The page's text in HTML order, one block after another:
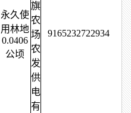
永久使
用林地
0.0406
公顷
旗
农
场
农
发
供
电
有